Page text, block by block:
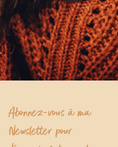
Abonnez-vous à ma
Newsletter pour